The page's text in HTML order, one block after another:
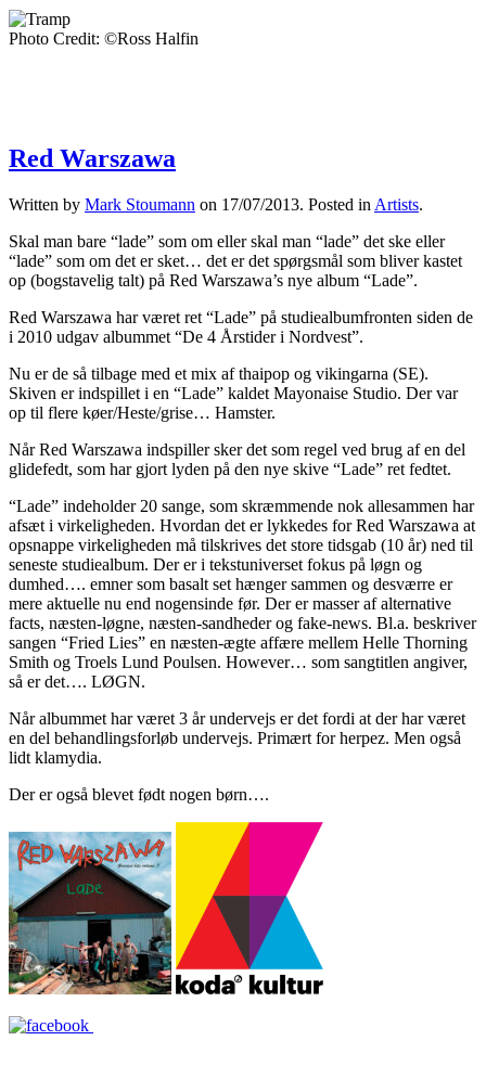
Photo Credit: ©Ross Halfin
Red Warszawa
Written by Mark Stoumann on 17/07/2013. Posted in Artists.
Skal man bare “lade” som om eller skal man “lade” det ske eller
“lade” som om det er sket… det er det spørgsmål som bliver kastet
op (bogstavelig talt) på Red Warszawa’s nye album “Lade”.
Red Warszawa har været ret “Lade” på studiealbumfronten siden de
i 2010 udgav albummet “De 4 Årstider i Nordvest”.
Nu er de så tilbage med et mix af thaipop og vikingarna (SE).
Skiven er indspillet i en “Lade” kaldet Mayonaise Studio. Der var
op til flere køer/Heste/grise… Hamster.
Når Red Warszawa indspiller sker det som regel ved brug af en del
glidefedt, som har gjort lyden på den nye skive “Lade” ret fedtet.
“Lade” indeholder 20 sange, som skræmmende nok allesammen har
afsæt i virkeligheden. Hvordan det er lykkedes for Red Warszawa at
opsnappe virkeligheden må tilskrives det store tidsgab (10 år) ned til
seneste studiealbum. Der er i tekstuniverset fokus på løgn og
dumhed…. emner som basalt set hænger sammen og desværre er
mere aktuelle nu end nogensinde før. Der er masser af alternative
facts, næsten-løgne, næsten-sandheder og fake-news. Bl.a. beskriver
sangen “Fried Lies” en næsten-ægte affære mellem Helle Thorning
Smith og Troels Lund Poulsen. However… som sangtitlen angiver,
så er det…. LØGN.
Når albummet har været 3 år undervejs er det fordi at der har været
en del behandlingsforløb undervejs. Primært for herpez. Men også
lidt klamydia.
Der er også blevet født nogen børn….